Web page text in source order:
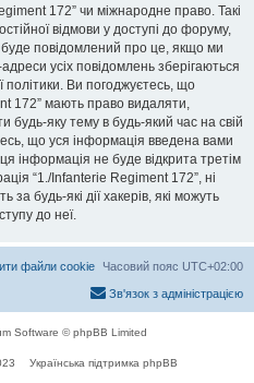
172” чи міжнародне право. Такі
відмови у доступі до форуму,
повідомлений про це, якщо ми
усіх повідомлень зберігаються
Ви погоджуєтесь, що
172” мають право видаляти,
будь-яку тему в будь-який час на свій
що уся інформація введена вами
інформація не буде відкрита третім
“1./Infanterie Regiment 172”, ні
за будь-які дії хакерів, які можуть
до неї.
Часовий пояс UTC+02:00
файли cookie
Зв'язок з адміністрацією
Software © phpBB Limited
Українська підтримка phpBB